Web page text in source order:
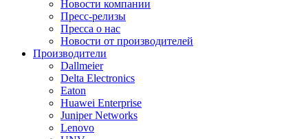
Новости компании
Пресс-релизы
Пресса о нас
Новости от производителей
Производители
Dallmeier
Delta Electronics
Eaton
Huawei Enterprise
Juniper Networks
Lenovo